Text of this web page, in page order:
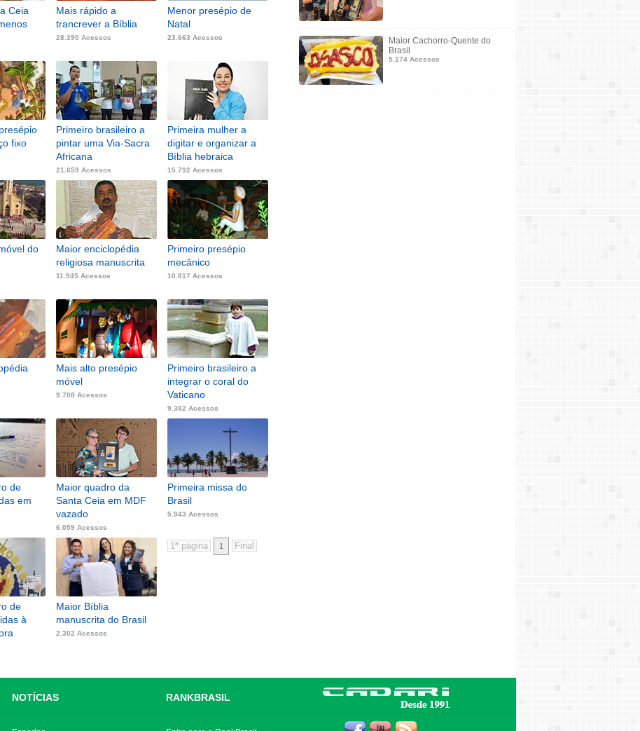
Ceia
Mais rápido a
trancrever a Bíblia
28.390 Acessos
Menor presépio de
Natal
23.663 Acessos
fixo
Primeiro brasileiro a
pintar uma Via-Sacra
Africana
21.659 Acessos
Primeira mulher a
digitar e organizar a
Bíblia hebraica
15.792 Acessos
do
Maior enciclopédia
religiosa manuscrita
11.945 Acessos
Primeiro presépio
mecânico
10.817 Acessos
Mais alto presépio
móvel
9.708 Acessos
Primeiro brasileiro a
integrar o coral do
Vaticano
9.382 Acessos
de
em
Maior quadro da
Santa Ceia em MDF
vazado
6.059 Acessos
Primeira missa do
Brasil
5.943 Acessos
de
à
Maior Bíblia
manuscrita do Brasil
2.302 Acessos
1
Maior Cachorro-Quente do
Brasil
5.174 Acessos
NOTÍCIAS RANKBRASIL